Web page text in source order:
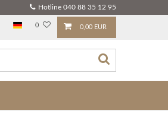
Hotline 040 88 35 12 95
0 0,00 EUR